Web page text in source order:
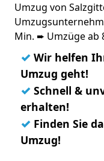
Umzug von
Min. ➨ Umzüge ab
✓ Wir helfen
Umzug geht!
✓ Schnell &
erhalten!
✓ Finden Sie
Umzug!